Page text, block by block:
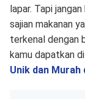
lapar. Tapi
sajian makanan
terkenal dengan
kamu dapatkan
Unik dan Murah